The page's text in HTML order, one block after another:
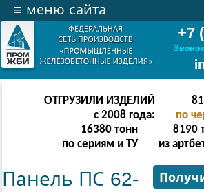
+7
≡ меню сайта
ОТГРУЗИЛИ ИЗДЕЛИЙ
с 2008 года:
по
32764 тонн
по сериям и ТУ
16382
из
Панель ПС 62-